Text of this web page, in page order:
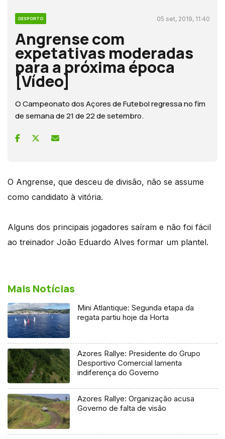
DESPORTO 05 set, 2019, 11:40
Angrense com
expetativas moderadas
para a próxima época
[Vídeo]
O Campeonato dos Açores de Futebol regressa no fim
de semana de 21 de 22 de setembro.
O Angrense, que desceu de divisão, não se assume
como candidato à vitória.
Alguns dos principais jogadores saíram e não foi fácil
ao treinador João Eduardo Alves formar um plantel.
Mais Notícias
Mini Atlantique: Segunda etapa da
regata partiu hoje da Horta
Azores Rallye: Presidente do Grupo
Desportivo Comercial lamenta
indiferença do Governo
Azores Rallye: Organização acusa
Governo de falta de visão